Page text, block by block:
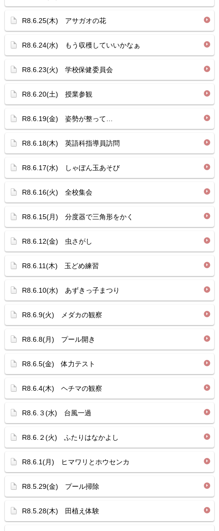
R8.6.25(木) アサガオの花
R8.6.24(水) もう収穫していいかなぁ
R8.6.23(火) 学校保健委員会
R8.6.20(土) 授業参観
R8.6.19(金) 姿勢が整って…
R8.6.18(木) 英語科指導員訪問
R8.6.17(水) しゃぼん玉あそび
R8.6.16(火) 全校集会
R8.6.15(月) 分度器で三角形をかく
R8.6.12(金) 虫さがし
R8.6.11(木) 玉どめ練習
R8.6.10(水) あずきっ子まつり
R8.6.9(火) メダカの観察
R8.6.8(月) プール開き
R8.6.5(金) 体力テスト
R8.6.4(木) ヘチマの観察
R8.6.３(水) 台風一過
R8.6.２(火) ふたりはなかよし
R8.6.1(月) ヒマワリとホウセンカ
R8.5.29(金) プール掃除
R8.5.28(木) 田植え体験